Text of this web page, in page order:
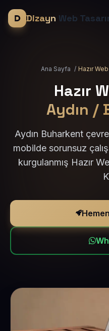
Dizayn Web
Ana Sayfa / Hazır
Hazır
Aydın /
Aydın Buharkent
mobilde sorunsuz
kurgulanmış Hazır